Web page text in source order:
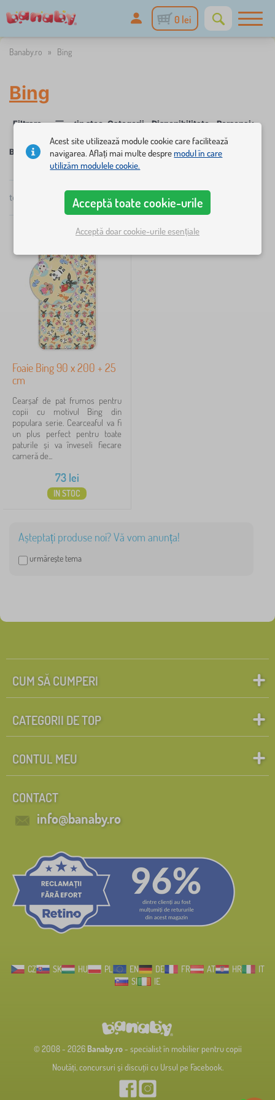
0 lei
Banaby.ro » Bing
Bing
Filtrare 1 ✓in stoc Categorii Disponibilitate Personaje de
×
ș
t
e
r
n
p
t
u
p
a
t
f
a
Caută în filtru
Disponibilitate
Personaje de poveste
✓ Bing
1
Frozen
7
Lilo and Stitch
5
Minnie Mouse
Spiderman
3
Cars
2
Bing
total
popularitate
Foaie Bing 90 x 200 + 25
cm
Cearșaf de pat frumos pentru
copii cu motivul Bing din
populara serie. Cearceaful va fi
un plus perfect pentru toate
paturile și va înveseli fiecare
cameră de...
73lei
IN STOC
Așteptați produse noi? Vă vom anunța!
urmărește tema
CUM SĂ CUMPERI
CATEGORII DE TOP
CONTUL MEU
CONTACT
info@banaby.ro
CZ SK HU PL EN DE FR AT HR
IT
SI
IE
© 2008 - 2026 Banaby.ro- specialist în mobilier pentru copii
Noutăți, concursuri și discuții cu Ursul pe Facebook.
Acest site utilizează module cookie care facilitează
navigarea. Aflați mai multe despremodul în care
utilizăm modulele cookie.
Acceptă toate cookie-urile
Acceptă doar cookie-urile esențiale